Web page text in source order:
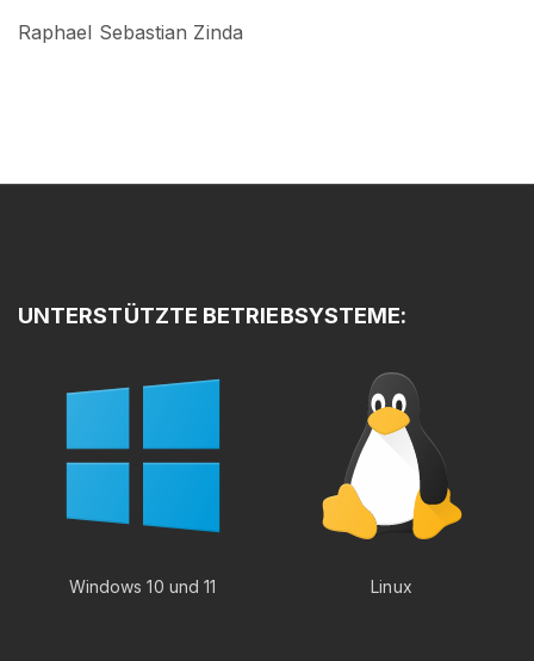
Raphael Sebastian Zinda
UNTERSTÜTZTE BETRIEBSYSTEME:
Windows 10 und 11 Linux